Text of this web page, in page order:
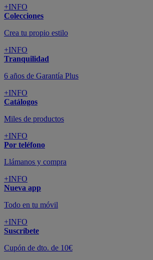
+INFO
Colecciones
Crea tu propio estilo
+INFO
Tranquilidad
6 años de Garantía Plus
+INFO
Catálogos
Miles de productos
+INFO
Por teléfono
Llámanos y compra
+INFO
Nueva app
Todo en tu móvil
+INFO
Suscríbete
Cupón de dto. de 10€